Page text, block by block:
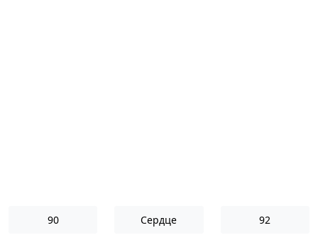
90 Сердце 92